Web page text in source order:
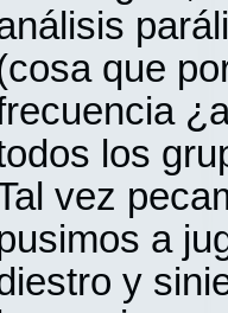
que
los
vez
a
y